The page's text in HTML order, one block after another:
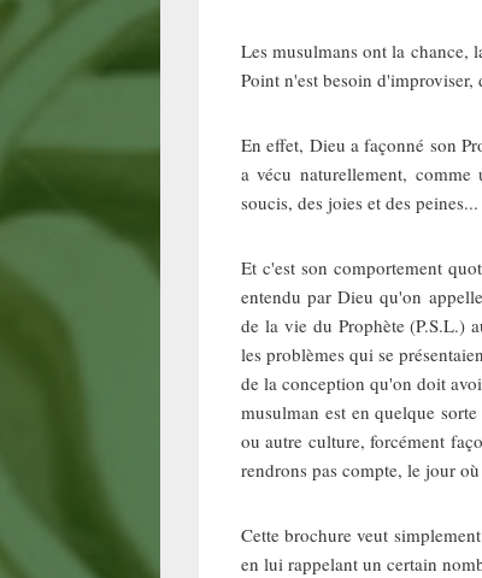
Les musulmans ont la chance,
Point n'est besoin d'improviser,
En effet, Dieu a façonné son
a vécu naturellement,
soucis, des joies et des peines...
Et c'est son comportement
entendu par Dieu qu'on
de la vie du Prophète (P.S.L.)
les problèmes qui se
de la conception qu'on doit
musulman est en quelque
ou autre culture, forcément
rendrons pas compte, le jour
Cette brochure veut
en lui rappelant un certain